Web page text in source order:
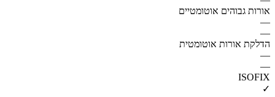
אורות גבוהים אוטומטיים
—
—
הדלקת אורות אוטומטית
—
—
ISOFIX
✓